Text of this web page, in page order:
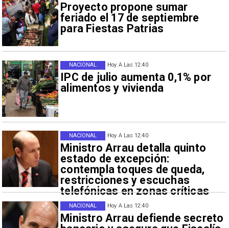
Proyecto propone sumar
feriado el 17 de septiembre
para Fiestas Patrias
Hoy A Las 12:40
IPC de julio aumenta 0,1% por
alimentos y vivienda
NACIONAL
Hoy A Las 12:40
Ministro Arrau detalla quinto
estado de excepción:
contempla toques de queda,
restricciones y escuchas
telefónicas en zonas críticas
NACIONAL
Hoy A Las 12:40
Ministro Arrau defiende secreto
NACIONAL